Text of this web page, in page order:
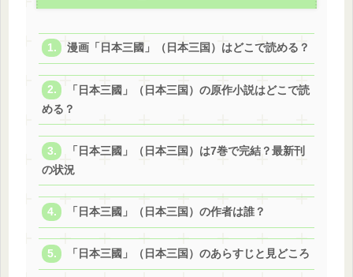
漫画「日本三國」（日本三国）はどこで読める？
「日本三國」（日本三国）の原作小説はどこで読
める？
「日本三國」（日本三国）は7巻で完結？最新刊
の状況
「日本三國」（日本三国）の作者は誰？
「日本三國」（日本三国）のあらすじと見どころ